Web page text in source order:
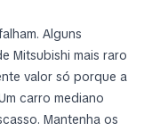
Alguns
Mitsubishi mais raro
valor só porque a
carro mediano
Mantenha os